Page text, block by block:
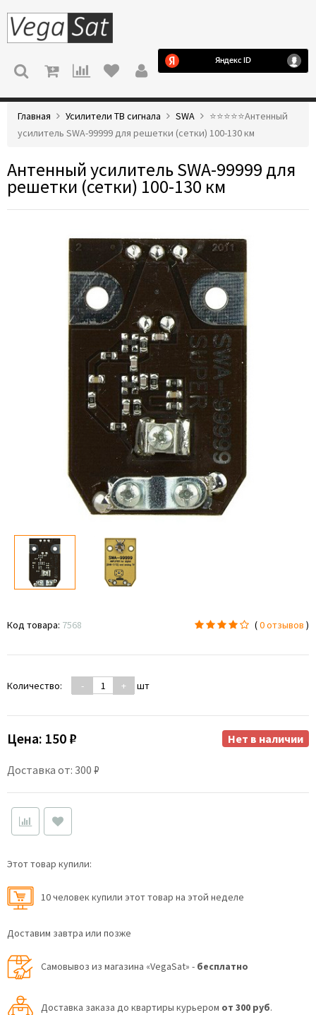
МЕНЮ
Главная Усилители ТВ сигнала SWA
⭐️⭐️⭐️⭐️⭐️Антенный
усилитель SWA-99999 для решетки (сетки) 100-130 км
Антенный усилитель SWA-99999 для
решетки (сетки) 100-130 км
Код товара: 7568 (0 отзывов )
Количество: - + шт
Цена: 150 ₽
Доставка от: 300 ₽
Нет в наличии
Этот товар купили:
10 человек купили этот товар на этой неделе
Доставим завтра или позже
Самовывоз из магазина «VegaSat» - бесплатно
Доставка заказа до квартиры курьером от 300 руб.